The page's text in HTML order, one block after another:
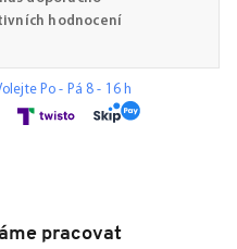
hodnocení
Po - Pá 8 - 16 h
pracovat